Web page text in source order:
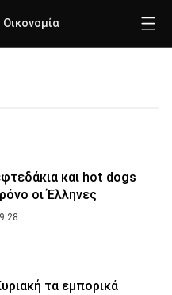
Οικονομία
και hot dogs
οι Έλληνες
τα εμπορικά